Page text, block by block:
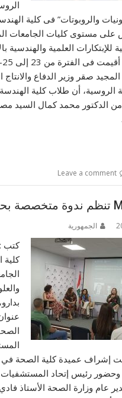
والروبوتات” فى كلية
على مستوى كليات الجامعات
للإبتكارات العلمية والهندسية
صقر وزير الدفاع
الروسية، أن طلاب كلية
من الدكتور محمد كمال
Leave a comment
الجمهورية
كتب
كلية
إشراف عميدة كلية الصحة في
وحضور رئيس إتحاد المستشفيات
عام وزارة الصحة الأستاذ